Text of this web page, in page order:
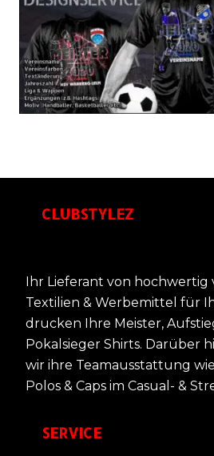
CLUBSTYLEZ
Ihr Lieferant von hochwertig
Textilien & Werbemittel für
drucken Ihre Meister,
Pokalsieger Shirts. Darüber
wir ihre Teamausstattung
Polos & Caps im Casual- &
SERVICE